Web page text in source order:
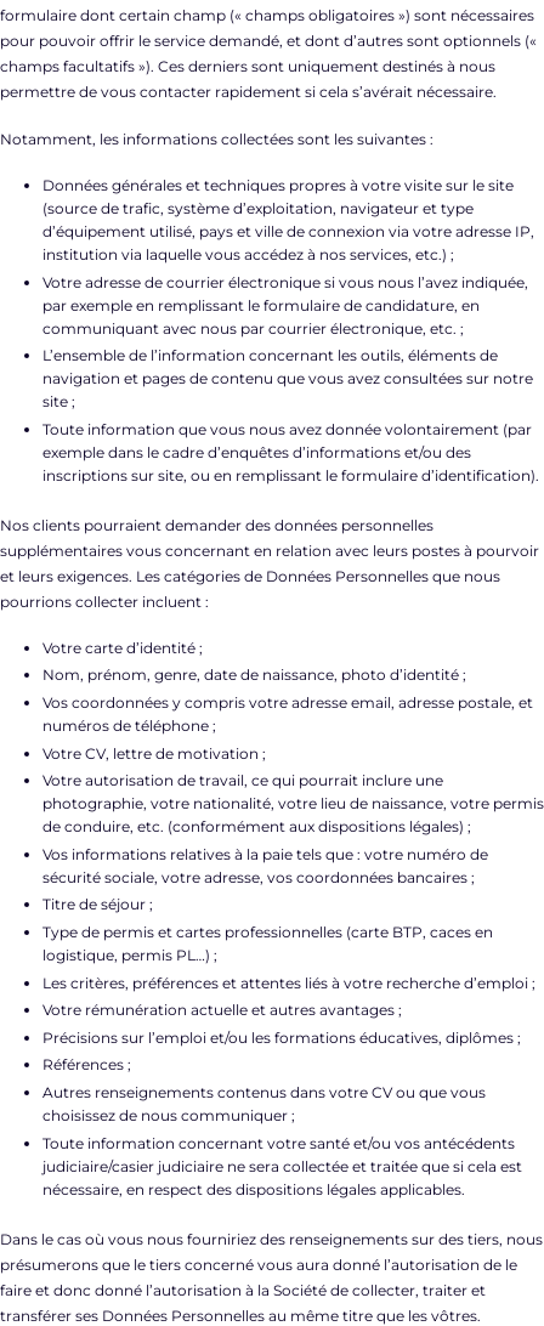
formulaire dont certain champ (« champs obligatoires ») sont nécessaires
pour pouvoir offrir le service demandé, et dont d’autres sont optionnels («
champs facultatifs »). Ces derniers sont uniquement destinés à nous
permettre de vous contacter rapidement si cela s’avérait nécessaire.
Notamment, les informations collectées sont les suivantes :
Données générales et techniques propres à votre visite sur le site
(source de trafic, système d’exploitation, navigateur et type
d’équipement utilisé, pays et ville de connexion via votre adresse IP,
institution via laquelle vous accédez à nos services, etc.) ;
Votre adresse de courrier électronique si vous nous l’avez indiquée,
par exemple en remplissant le formulaire de candidature, en
communiquant avec nous par courrier électronique, etc. ;
L’ensemble de l’information concernant les outils, éléments de
navigation et pages de contenu que vous avez consultées sur notre
site ;
Toute information que vous nous avez donnée volontairement (par
exemple dans le cadre d’enquêtes d’informations et/ou des
inscriptions sur site, ou en remplissant le formulaire d’identification).
Nos clients pourraient demander des données personnelles
supplémentaires vous concernant en relation avec leurs postes à pourvoir
et leurs exigences. Les catégories de Données Personnelles que nous
pourrions collecter incluent :
Votre carte d’identité ;
Nom, prénom, genre, date de naissance, photo d’identité ;
Vos coordonnées y compris votre adresse email, adresse postale, et
numéros de téléphone ;
Votre CV, lettre de motivation ;
Votre autorisation de travail, ce qui pourrait inclure une
photographie, votre nationalité, votre lieu de naissance, votre permis
de conduire, etc. (conformément aux dispositions légales) ;
Vos informations relatives à la paie tels que : votre numéro de
sécurité sociale, votre adresse, vos coordonnées bancaires ;
Titre de séjour ;
Type de permis et cartes professionnelles (carte BTP, caces en
logistique, permis PL…) ;
Les critères, préférences et attentes liés à votre recherche d’emploi ;
Votre rémunération actuelle et autres avantages ;
Précisions sur l’emploi et/ou les formations éducatives, diplômes ;
Références ;
Autres renseignements contenus dans votre CV ou que vous
choisissez de nous communiquer ;
Toute information concernant votre santé et/ou vos antécédents
judiciaire/casier judiciaire ne sera collectée et traitée que si cela est
nécessaire, en respect des dispositions légales applicables.
Dans le cas où vous nous fourniriez des renseignements sur des tiers, nous
présumerons que le tiers concerné vous aura donné l’autorisation de le
faire et donc donné l’autorisation à la Société de collecter, traiter et
transférer ses Données Personnelles au même titre que les vôtres.